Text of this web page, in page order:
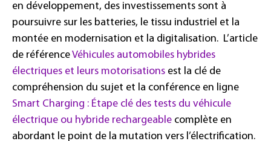
en développement, des investissements sont à
poursuivre sur les batteries, le tissu industriel et la
montée en modernisation et la digitalisation. L’article
de référenceVéhicules automobiles hybrides
électriques et leurs motorisations est la clé de
compréhension du sujet et la conférence en ligne
Smart Charging : Étape clé des tests du véhicule
électrique ou hybride rechargeable complète en
abordant le point de la mutation vers l’électrification.